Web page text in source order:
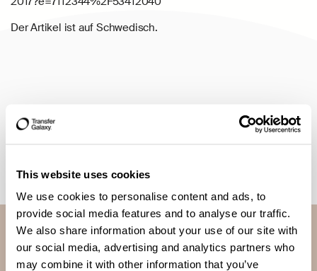
This website uses cookies
We use cookies to personalise content and ads, to
provide social media features and to analyse our traffic.
We also share information about your use of our site with
our social media, advertising and analytics partners who
may combine it with other information that you’ve
Der Artikel ist auf Schwedisch.
Vorherige Nächste